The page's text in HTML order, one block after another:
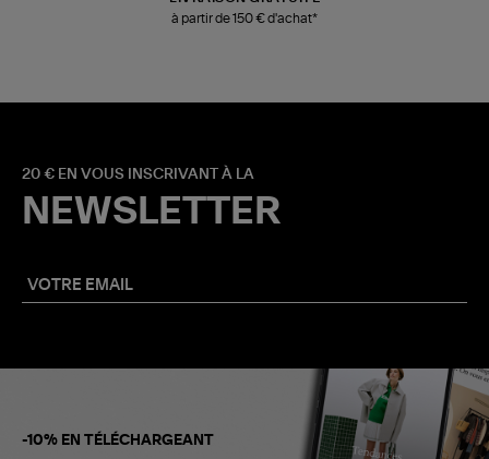
à partir de 150 € d'achat*
20 € EN VOUS INSCRIVANT À LA
NEWSLETTER
-10% EN TÉLÉCHARGEANT